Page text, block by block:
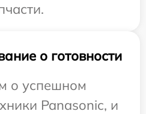
о готовности
о успешном
Panasonic, и